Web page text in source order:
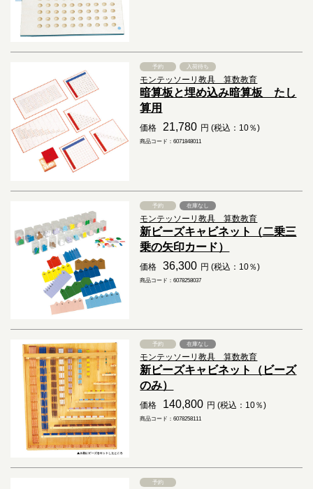
予約 入荷待ち
モンテッソーリ教具 算数教育
暗算板と埋め込み暗算板 たし
算用
価格 21,780 円 (税込：10％)
商品コード：6071848011
予約 在庫なし
モンテッソーリ教具 算数教育
新ビーズキャビネット（二乗三
乗の矢印カード）
価格 36,300 円 (税込：10％)
商品コード：6078258037
予約 在庫なし
モンテッソーリ教具 算数教育
新ビーズキャビネット（ビーズ
のみ）
価格 140,800 円 (税込：10％)
商品コード：6078258111
予約